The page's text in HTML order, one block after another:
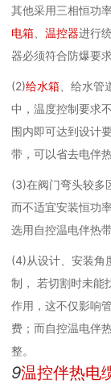
其他采用三相恒功
电箱
温控器进行
器必须符合防爆要求
(2)给水箱 、给水
中，温度控制要求
围内即可达到设计
带，可以省去电伴
(3)在阀门弯头较多
而不适宜安装恒功
选用自控温电伴热带
(4)从设计、安装角
制， 若切割时未能
作用，这不仅影响
费；而自控温电伴
整。
9温控伴热电